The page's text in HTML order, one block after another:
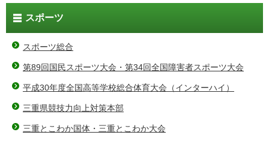
スポーツ
スポーツ総合
第89回国民スポーツ大会・第34回全国障害者スポーツ大会
平成30年度全国高等学校総合体育大会（インターハイ）
三重県競技力向上対策本部
三重とこわか国体・三重とこわか大会